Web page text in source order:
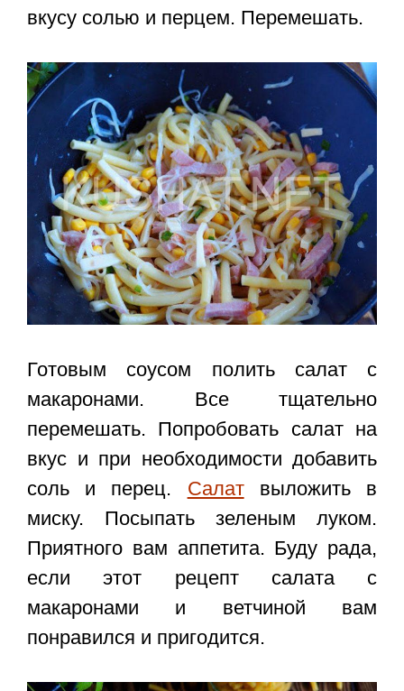
вкусу солью и перцем. Перемешать.
Готовым соусом полить салат с
макаронами. Все тщательно
перемешать. Попробовать салат на
вкус и при необходимости добавить
соль и перец. Салатвыложить в
миску. Посыпать зеленым луком.
Приятного вам аппетита. Буду рада,
если этот рецепт салата с
макаронами и ветчиной вам
понравился и пригодится.